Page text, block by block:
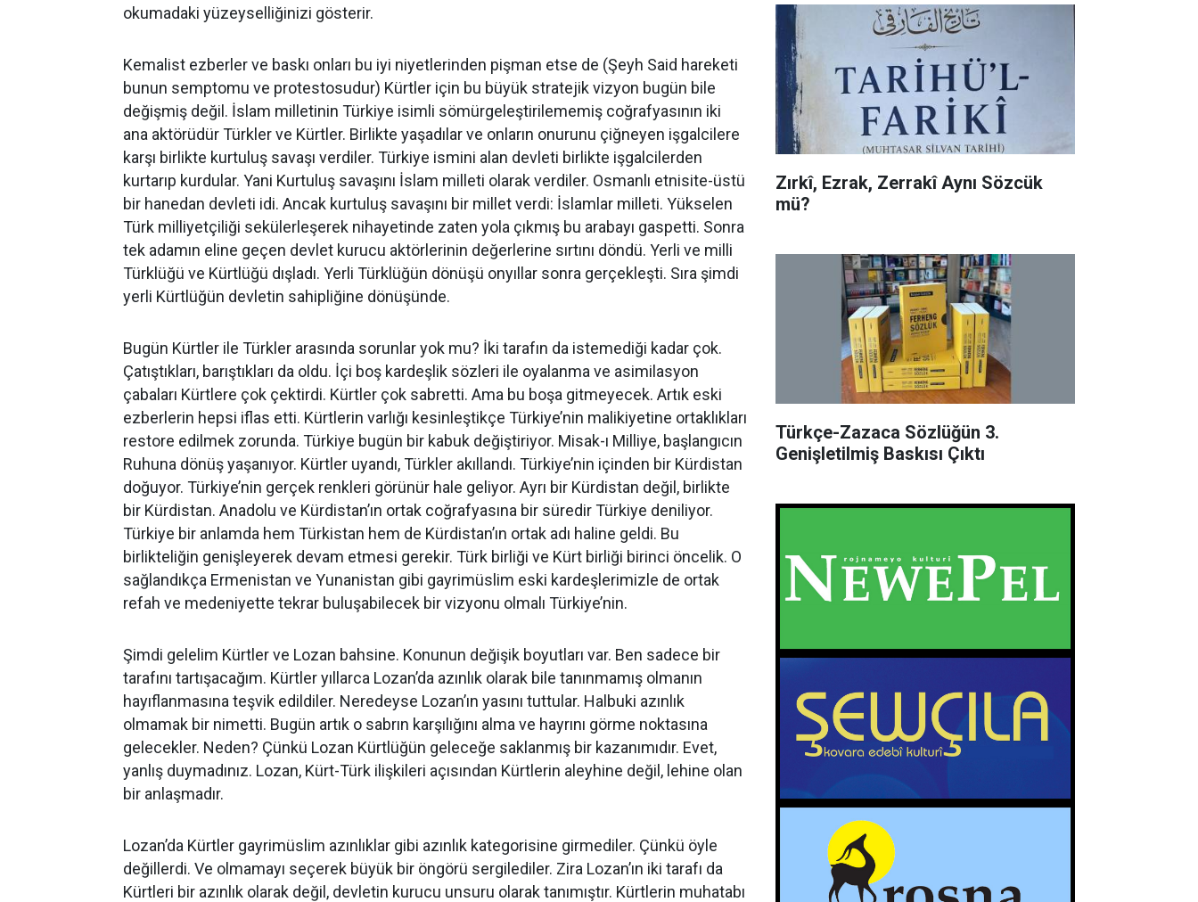
okumadaki yüzeyselliğinizi gösterir.
Kemalist ezberler ve baskı onları bu iyi niyetlerinden pişman etse de (Şeyh Said hareketi
bunun semptomu ve protestosudur) Kürtler için bu büyük stratejik vizyon bugün bile
değişmiş değil. İslam milletinin Türkiye isimli sömürgeleştirilememiş coğrafyasının iki
ana aktörüdür Türkler ve Kürtler. Birlikte yaşadılar ve onların onurunu çiğneyen işgalcilere
karşı birlikte kurtuluş savaşı verdiler. Türkiye ismini alan devleti birlikte işgalcilerden
kurtarıp kurdular. Yani Kurtuluş savaşını İslam milleti olarak verdiler. Osmanlı etnisite-üstü
bir hanedan devleti idi. Ancak kurtuluş savaşını bir millet verdi: İslamlar milleti. Yükselen
Türk milliyetçiliği sekülerleşerek nihayetinde zaten yola çıkmış bu arabayı gaspetti. Sonra
tek adamın eline geçen devlet kurucu aktörlerinin değerlerine sırtını döndü. Yerli ve milli
Türklüğü ve Kürtlüğü dışladı. Yerli Türklüğün dönüşü onyıllar sonra gerçekleşti. Sıra şimdi
yerli Kürtlüğün devletin sahipliğine dönüşünde.
Bugün Kürtler ile Türkler arasında sorunlar yok mu? İki tarafın da istemediği kadar çok.
Çatıştıkları, barıştıkları da oldu. İçi boş kardeşlik sözleri ile oyalanma ve asimilasyon
çabaları Kürtlere çok çektirdi. Kürtler çok sabretti. Ama bu boşa gitmeyecek. Artık eski
ezberlerin hepsi iflas etti. Kürtlerin varlığı kesinleştikçe Türkiye’nin malikiyetine ortaklıkları
restore edilmek zorunda. Türkiye bugün bir kabuk değiştiriyor. Misak-ı Milliye, başlangıcın
Ruhuna dönüş yaşanıyor. Kürtler uyandı, Türkler akıllandı. Türkiye’nin içinden bir Kürdistan
doğuyor. Türkiye’nin gerçek renkleri görünür hale geliyor. Ayrı bir Kürdistan değil, birlikte
bir Kürdistan. Anadolu ve Kürdistan’ın ortak coğrafyasına bir süredir Türkiye deniliyor.
Türkiye bir anlamda hem Türkistan hem de Kürdistan’ın ortak adı haline geldi. Bu
birlikteliğin genişleyerek devam etmesi gerekir. Türk birliği ve Kürt birliği birinci öncelik. O
sağlandıkça Ermenistan ve Yunanistan gibi gayrimüslim eski kardeşlerimizle de ortak
refah ve medeniyette tekrar buluşabilecek bir vizyonu olmalı Türkiye’nin.
Şimdi gelelim Kürtler ve Lozan bahsine. Konunun değişik boyutları var. Ben sadece bir
tarafını tartışacağım. Kürtler yıllarca Lozan’da azınlık olarak bile tanınmamış olmanın
hayıflanmasına teşvik edildiler. Neredeyse Lozan’ın yasını tuttular. Halbuki azınlık
olmamak bir nimetti. Bugün artık o sabrın karşılığını alma ve hayrını görme noktasına
gelecekler. Neden? Çünkü Lozan Kürtlüğün geleceğe saklanmış bir kazanımıdır. Evet,
yanlış duymadınız. Lozan, Kürt-Türk ilişkileri açısından Kürtlerin aleyhine değil, lehine olan
bir anlaşmadır.
Lozan’da Kürtler gayrimüslim azınlıklar gibi azınlık kategorisine girmediler. Çünkü öyle
değillerdi. Ve olmamayı seçerek büyük bir öngörü sergilediler. Zira Lozan’ın iki tarafı da
Kürtleri bir azınlık olarak değil, devletin kurucu unsuru olarak tanımıştır. Kürtlerin muhatabı
Zırkî, Ezrak, Zerrakî Aynı Sözcük
mü?
Türkçe-Zazaca Sözlüğün 3.
Genişletilmiş Baskısı Çıktı